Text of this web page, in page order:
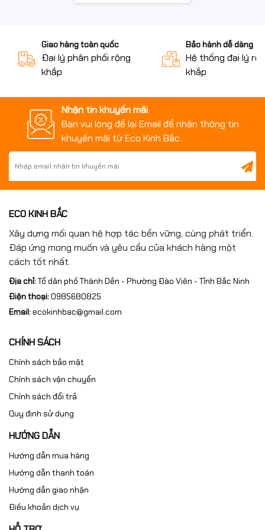
Thiết kế phù hợp cho bàn kỹ thuật, xưởng sản xuất, phòng QC
3.1. Hỗ trợ hàn mạch điện tử
trên bo mạch điện tử, đặc biệt phù hợp với sửa main điện
thoại, sửa laptop, hàn SMT và đóng IC.
3.2. Kiểm tra lỗi sản phẩm QC
Trong ngành điện tử và cơ khí chính xác, kính lúp hỗ trợ kiểm
tra lỗi bề mặt, vết nứt nhỏ, bụi bẩn linh kiện và sai lệch gia
công.
Giao hàng toàn quốc
Đại lý phân phối rộng
khắp
Bảo hành dễ dàng
Hệ thống đại lý
khắp
Nhận tin khuyến mãi
Bạn vui lòng để lại Email để nhận thông tin
khuyến mãi từ Eco Kinh Bắc.
ECO KINH BẮC
Xây dựng mối quan hệ hợp tác bền vững, cùng phát triển.
Đáp ứng mong muốn và yêu cầu của khách hàng một
cách tốt nhất.
Địa chỉ:Tổ dân phố Thành Dền - Phường Đào Viên - Tỉnh Bắc Ninh
Điện thoại:0985680825
Email:ecokinhbac@gmail.com
CHÍNH SÁCH
Chính sách bảo mật
Chính sách vận chuyển
Chính sách đổi trả
Quy định sử dụng
HƯỚNG DẪN
Hướng dẫn mua hàng
Hướng dẫn thanh toán
Hướng dẫn giao nhận
Điều khoản dịch vụ